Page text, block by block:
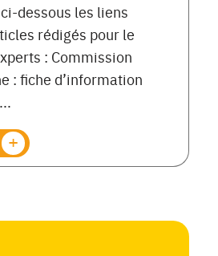
dessous les liens
rédigés pour le
: Commission
: fiche d’information